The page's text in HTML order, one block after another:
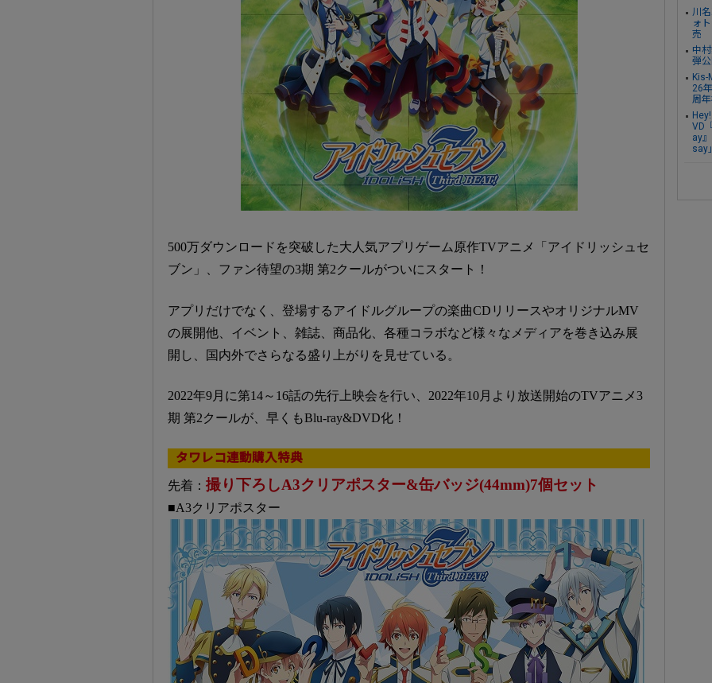
500万ダウンロードを突破した大人気アプリゲーム原作TVアニメ「アイドリッシュセ
ブン」、ファン待望の3期 第2クールがついにスタート！
アプリだけでなく、登場するアイドルグループの楽曲CDリリースやオリジナルMV
の展開他、イベント、雑誌、商品化、各種コラボなど様々なメディアを巻き込み展
開し、国内外でさらなる盛り上がりを見せている。
2022年9月に第14～16話の先行上映会を行い、2022年10月より放送開始のTVアニメ3
期 第2クールが、早くもBlu-ray&DVD化！
タワレコ連動購入特典
先着： 撮り下ろしA3クリアポスター&缶バッジ(44mm)7個セット
■A3クリアポスター
川
ォ
売
中
弾公
Kis-
26
周
VD
ay
say